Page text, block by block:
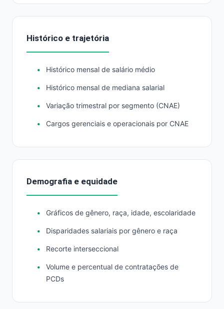
Histórico e trajetória
Histórico mensal de salário médio
Histórico mensal de mediana salarial
Variação trimestral por segmento (CNAE)
Cargos gerenciais e operacionais por CNAE
Demografia e equidade
Gráficos de gênero, raça, idade, escolaridade
Disparidades salariais por gênero e raça
Recorte interseccional
Volume e percentual de contratações de
PCDs